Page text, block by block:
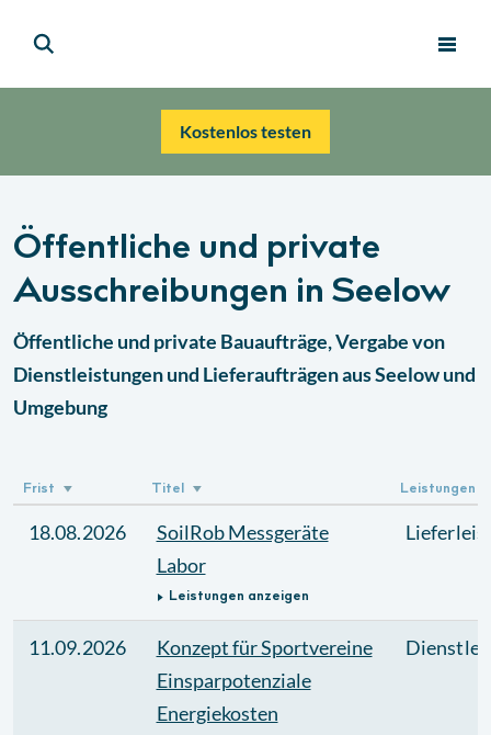
Kostenlos testen
Öffentliche und private
Ausschreibungen in Seelow
Öffentliche und private Bauaufträge, Vergabe von
Dienstleistungen und Lieferaufträgen ausSeelowund
Umgebung
Frist Titel Leistungen
18.08.2026
SoilRob Messgeräte
Labor
Leistungen anzeigen
11.09.2026
Konzept für Sportvereine
Einsparpotenziale
Energiekosten